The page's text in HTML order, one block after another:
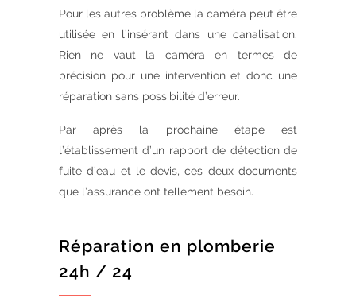
Pour les autres problème la caméra peut être
utilisée en l’insérant dans une canalisation.
Rien ne vaut la caméra en termes de
précision pour une intervention et donc une
réparation sans possibilité d’erreur.
Par après la prochaine étape est
l’établissement d’un rapport de détection de
fuite d’eau et le devis, ces deux documents
que l’assurance ont tellement besoin.
Réparation en plomberie
24h / 24